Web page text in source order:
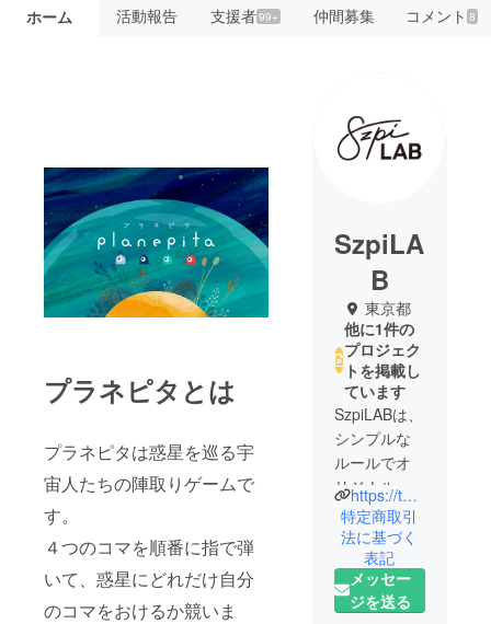
ホーム 活動報告 支援者99+ 仲間募集 コメント8
プラネピタとは
プラネピタは惑星を巡る宇
宙人たちの陣取りゲームで
す。
４つのコマを順番に指で弾
いて、惑星にどれだけ自分
のコマをおけるか競いま
SzpiLA
B
東京都
他に1件の
プロジェク
トを掲載し
ています
SzpiLABは、
シンプルな
ルールでオ
リジナルな
ギミックを
取り入れた
ボードゲー
ムを制作す
る団体で
https://twitter.com/SzpiLAB_jp
特定商取引
法に基づく
表記
メッセー
ジを送る